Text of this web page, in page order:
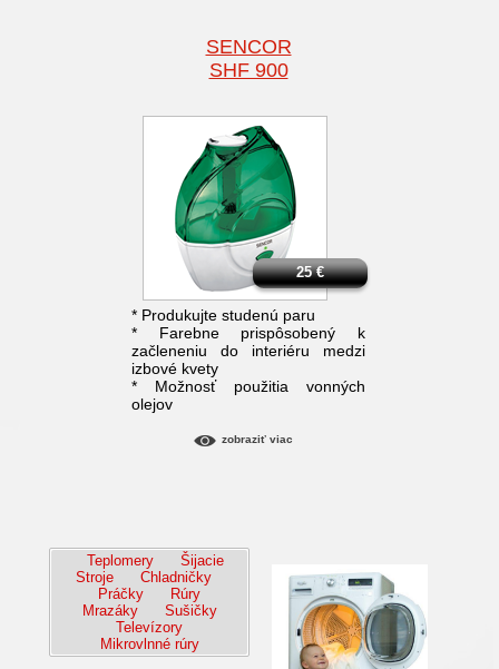
SENCOR
SHF 900
* Produkujte studenú paru
* Farebne prispôsobený k
začleneniu do interiéru medzi
izbové kvety
* Možnosť použitia vonných
olejov
25€
zobraziť viac
Teplomery
Šijacie
Stroje
Chladničky
Práčky
Rúry
Mrazáky
Sušičky
Televízory
Mikrovlnné rúry